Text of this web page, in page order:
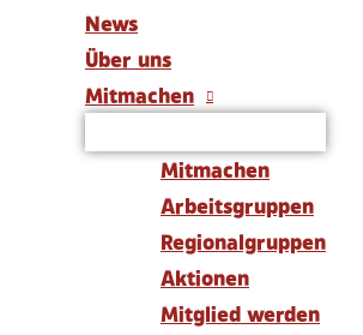
News
Über uns
Mitmachen
Mitmachen
Arbeitsgruppen
Regionalgruppen
Aktionen
Mitglied werden